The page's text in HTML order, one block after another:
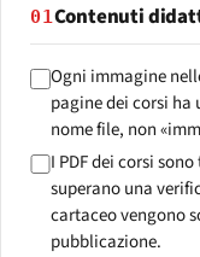
01Contenuti
Ogni immagine
pagine dei corsi
nome file, non
I PDF dei corsi
superano una
cartaceo vengono
pubblicazione.